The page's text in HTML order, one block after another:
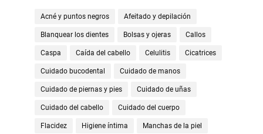
Acné y puntos negros Afeitado y depilación
Blanquear los dientes Bolsas y ojeras Callos
Caspa Caída del cabello Celulitis Cicatrices
Cuidado bucodental Cuidado de manos
Cuidado de piernas y pies Cuidado de uñas
Cuidado del cabello Cuidado del cuerpo
Flacidez Higiene íntima Manchas de la piel